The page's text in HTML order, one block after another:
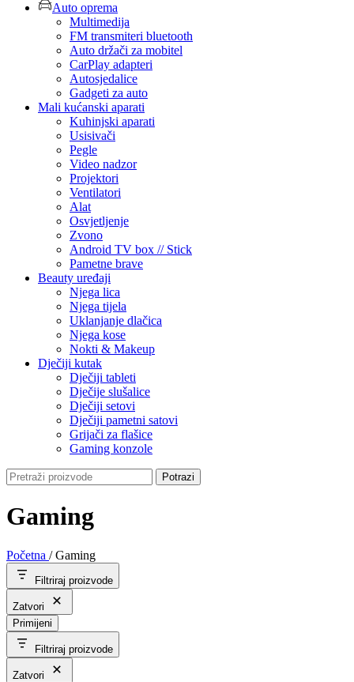
Auto oprema
Multimedija
FM transmiteri bluetooth
Auto držači za mobitel
CarPlay adapteri
Autosjedalice
Gadgeti za auto
Mali kućanski aparati
Kuhinjski aparati
Usisivači
Pegle
Video nadzor
Projektori
Ventilatori
Alat
Osvjetljenje
Zvono
Android TV box // Stick
Pametne brave
Beauty uređaji
Njega lica
Njega tijela
Uklanjanje dlačica
Njega kose
Nokti & Makeup
Dječiji kutak
Dječiji tableti
Dječije slušalice
Dječiji setovi
Dječiji pametni satovi
Grijači za flašice
Gaming konzole
Potrazi
Gaming
Početna / Gaming
Filtriraj proizvode
Zatvori
Primijeni
Filtriraj proizvode
Zatvori